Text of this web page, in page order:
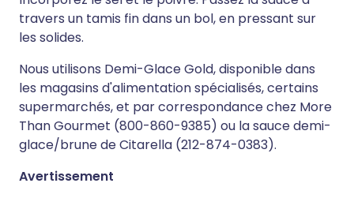
travers un tamis fin dans un bol, en pressant sur
les solides.
Nous utilisons Demi-Glace Gold, disponible dans
les magasins d'alimentation spécialisés, certains
supermarchés, et par correspondance chez More
Than Gourmet (800-860-9385) ou la sauce demi-
glace/brune de Citarella (212-874-0383).
Avertissement